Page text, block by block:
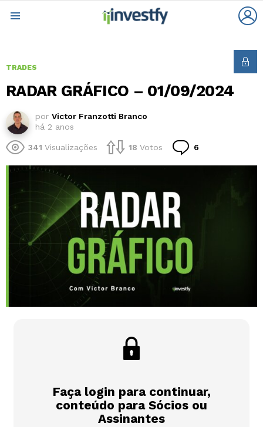
TRADES
RADAR GRÁFICO – 01/09/2024
por Victor Franzotti Branco
há 2 anos
341 Visualizações 18 Votos 6
Faça login para continuar,
conteúdo para Sócios ou
Assinantes